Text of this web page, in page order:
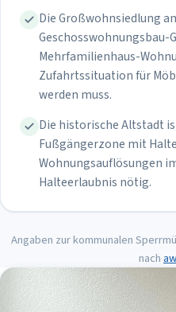
Die Großwohnsiedlung
Geschosswohnungsbau-
Mehrfamilienhaus-
Zufahrtssituation für
werden muss.
Die historische Altstadt
Fußgängerzone mit
Wohnungsauflösungen
Halteerlaubnis nötig.
Angaben zur kommunalen
nach